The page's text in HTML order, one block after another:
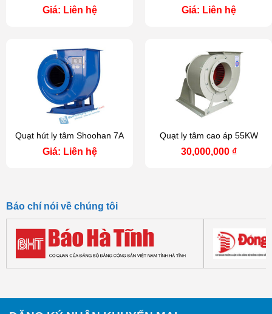
Giá: Liên hệ Giá: Liên hệ
Quạt hút ly tâm Shoohan 7A
Giá: Liên hệ
Quạt ly tâm cao áp 55KW
30,000,000 ₫
Báo chí nói về chúng tôi